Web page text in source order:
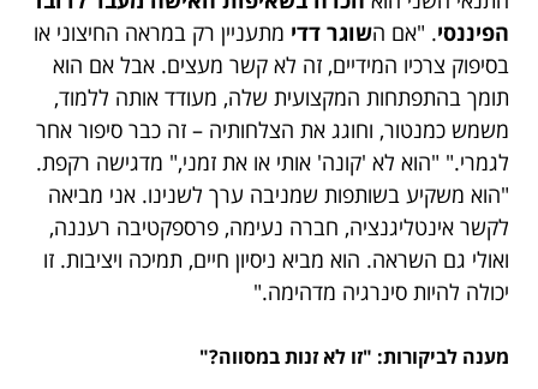
הפיננסי. "אם השוגר דדי מתעניין רק במראה החיצוני או
בסיפוק צרכיו המידיים, זה לא קשר מעצים. אבל אם הוא
תומך בהתפתחות המקצועית שלה, מעודד אותה ללמוד,
משמש כמנטור, וחוגג את הצלחותיה – זה כבר סיפור אחר
לגמרי." "הוא לא 'קונה' אותי או את זמני," מדגישה רקפת.
"הוא משקיע בשותפות שמניבה ערך לשנינו. אני מביאה
לקשר אינטליגנציה, חברה נעימה, פרספקטיבה רעננה,
ואולי גם השראה. הוא מביא ניסיון חיים, תמיכה ויציבות. זו
יכולה להיות סינרגיה מדהימה."
מענה לביקורות: "זו לא זנות במסווה?"